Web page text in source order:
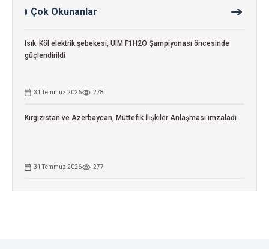
Çok Okunanlar
Isık-Köl elektrik şebekesi, UIM F1H2O Şampiyonası öncesinde
güçlendirildi
31 Temmuz 2026 278
Kırgızistan ve Azerbaycan, Müttefik İlişkiler Anlaşması imzaladı
31 Temmuz 2026 277